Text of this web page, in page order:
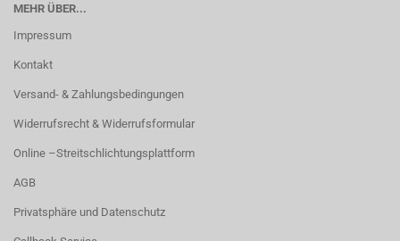
MEHR ÜBER...
Impressum
Kontakt
Versand- & Zahlungsbedingungen
Widerrufsrecht & Widerrufsformular
Online –Streitschlichtungsplattform
AGB
Privatsphäre und Datenschutz